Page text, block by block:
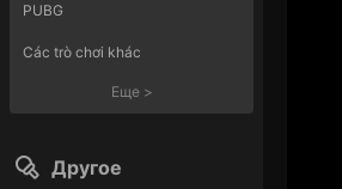
PUBG
Các trò chơi khác
Еще>
Другое